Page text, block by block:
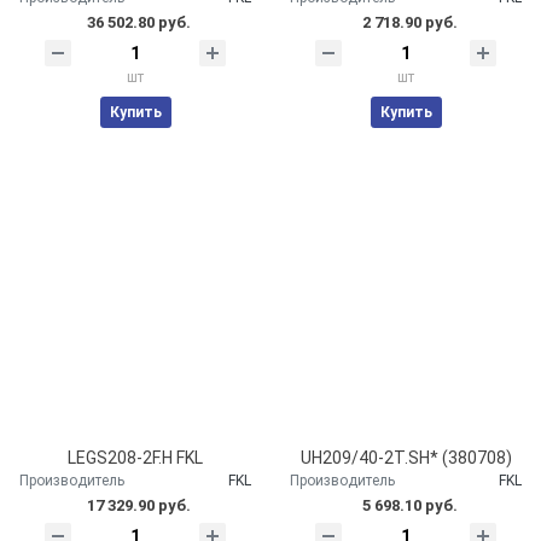
36 502.80 руб.
шт
Купить
2 718.90 руб.
шт
Купить
LEGS208-2F.H FKL
Производитель FKL
17 329.90 руб.
UH209/40-2T.SH* (380708)
Производитель FKL
5 698.10 руб.